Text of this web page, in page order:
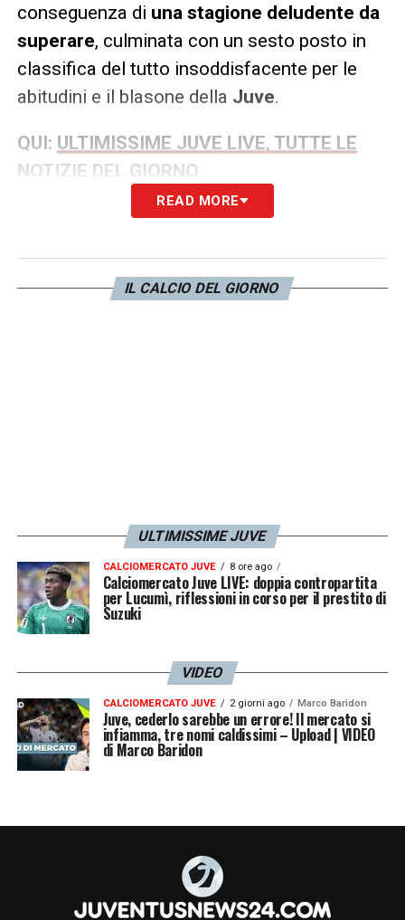
conseguenza di una stagione deludente da
superare, culminata con un sesto posto in
classifica del tutto insoddisfacente per le
abitudini e il blasone della Juve.
QUI: ULTIMISSIME JUVE LIVE, TUTTE LE
NOTIZIE DEL GIORNO
Il nuovo corso bianconero non si limiterà
prevede una totale mutazione filosofica.
L’intenzione della proprietà è quella di dare
i volti nuovi incaricati di riportare il club ai
READ MORE
IL CALCIO DEL GIORNO
ULTIMISSIME JUVE
CALCIOMERCATO JUVE 8 ore ago
Calciomercato Juve LIVE: doppia contropartita
per Lucumì, riflessioni in corso per il prestito di
Suzuki
VIDEO
CALCIOMERCATO JUVE 2 giorni ago Marco Baridon
Juve, cederlo sarebbe un errore! Il mercato si
infiamma, tre nomi caldissimi – Upload | VIDEO
di Marco Baridon